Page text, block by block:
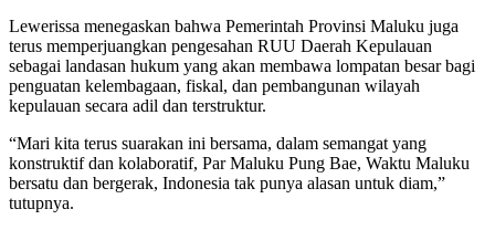
Lewerissa menegaskan bahwa Pemerintah Provinsi Maluku juga
terus memperjuangkan pengesahan RUU Daerah Kepulauan
sebagai landasan hukum yang akan membawa lompatan besar bagi
penguatan kelembagaan, fiskal, dan pembangunan wilayah
kepulauan secara adil dan terstruktur.
“Mari kita terus suarakan ini bersama, dalam semangat yang
konstruktif dan kolaboratif, Par Maluku Pung Bae, Waktu Maluku
bersatu dan bergerak, Indonesia tak punya alasan untuk diam,”
tutupnya.